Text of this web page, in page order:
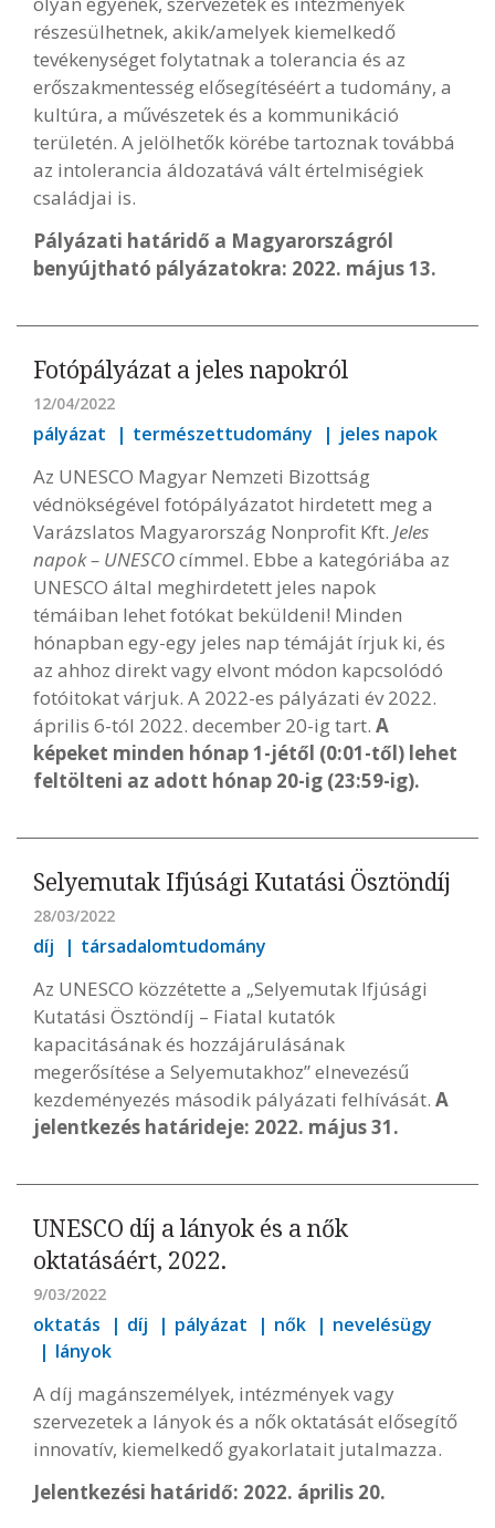
részesülhetnek, akik/amelyek kiemelkedő
tevékenységet folytatnak a tolerancia és az
erőszakmentesség elősegítéséért a tudomány, a
kultúra, a művészetek és a kommunikáció
területén. A jelölhetők körébe tartoznak továbbá
az intolerancia áldozatává vált értelmiségiek
családjai is.
Pályázati határidő a Magyarországról
benyújtható pályázatokra: 2022. május 13.
Fotópályázat a jeles napokról
12/04/2022
pályázat természettudomány jeles napok
Az UNESCO Magyar Nemzeti Bizottság
védnökségével fotópályázatot hirdetett meg a
Varázslatos Magyarország Nonprofit Kft. Jeles
napok – UNESCOcímmel. Ebbe a kategóriába az
UNESCO által meghirdetett jeles napok
témáiban lehet fotókat beküldeni! Minden
hónapban egy-egy jeles nap témáját írjuk ki, és
az ahhoz direkt vagy elvont módon kapcsolódó
fotóitokat várjuk. A 2022-es pályázati év 2022.
április 6-tól 2022. december 20-ig tart. A
képeket minden hónap 1-jétől (0:01-től) lehet
feltölteni az adott hónap 20-ig (23:59-ig).
Selyemutak Ifjúsági Kutatási Ösztöndíj
28/03/2022
díj társadalomtudomány
Az UNESCO közzétette a „Selyemutak Ifjúsági
Kutatási Ösztöndíj – Fiatal kutatók
kapacitásának és hozzájárulásának
megerősítése a Selyemutakhoz” elnevezésű
kezdeményezés második pályázati felhívását. A
jelentkezés határideje: 2022. május 31.
UNESCO díj a lányok és a nők
oktatásáért, 2022.
9/03/2022
oktatás díj pályázat nők
nevelésügy
lányok
A díj magánszemélyek, intézmények vagy
szervezetek a lányok és a nők oktatását elősegítő
innovatív, kiemelkedő gyakorlatait jutalmazza.
Jelentkezési határidő: 2022. április 20.